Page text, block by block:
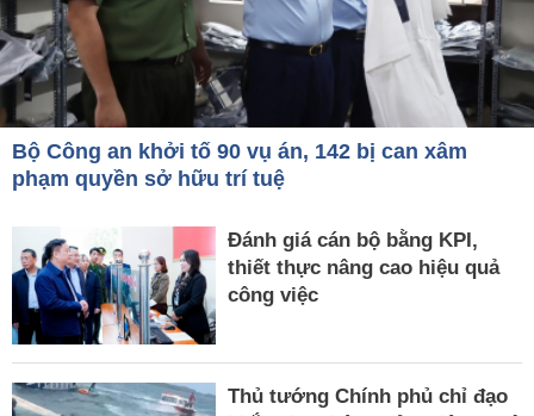
Bộ Công an khởi tố 90 vụ án, 142 bị can xâm
phạm quyền sở hữu trí tuệ
Đánh giá cán bộ bằng KPI,
thiết thực nâng cao hiệu quả
công việc
Thủ tướng Chính phủ chỉ đạo